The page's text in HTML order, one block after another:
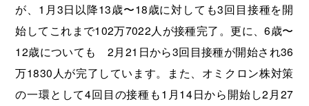
が、1月3日以降13歳〜18歳に対しても3回目接種を開
始してこれまで102万7022人が接種完了。更に、6歳〜
12歳についても 2月21日から3回目接種が開始され36
万1830人が完了しています。また、オミクロン株対策
の一環として4回目の接種も1月14日から開始し2月27